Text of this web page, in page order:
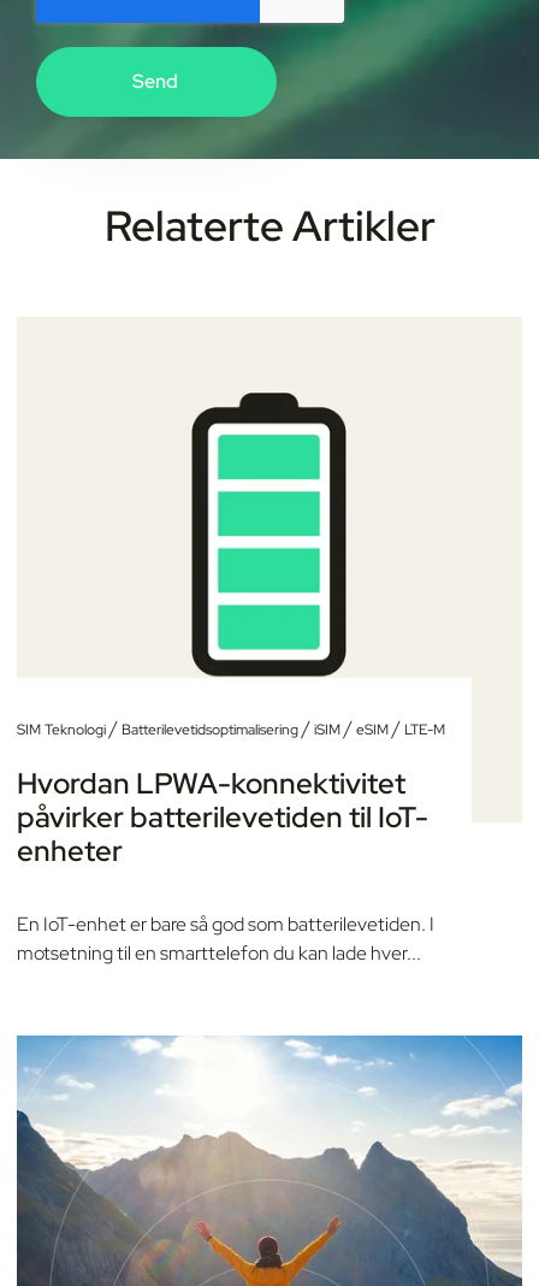
Relaterte Artikler
SIM Teknologi/ Batterilevetidsoptimalisering/iSIM/eSIM/ LTE-M
Hvordan LPWA-konnektivitet
påvirker batterilevetiden til IoT-
enheter
En IoT-enhet er bare så god som batterilevetiden. I
motsetning til en smarttelefon du kan lade hver...